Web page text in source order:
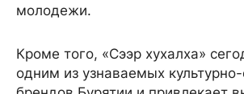
молодежи.
Кроме того, «Сээр хухалха»
одним из узнаваемых